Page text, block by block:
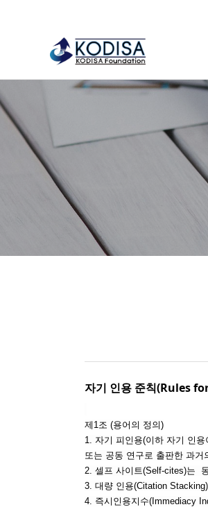
자기 인용 준칙(Rules
제1조 (용어의 정의)
1. 자기 피인용(이하 자기 인
또는 공동 연구로 출판한 과
2. 셀프 사이트(Self-cites)는
3. 대량 인용(Citation
4. 즉시인용지수(Immediacy